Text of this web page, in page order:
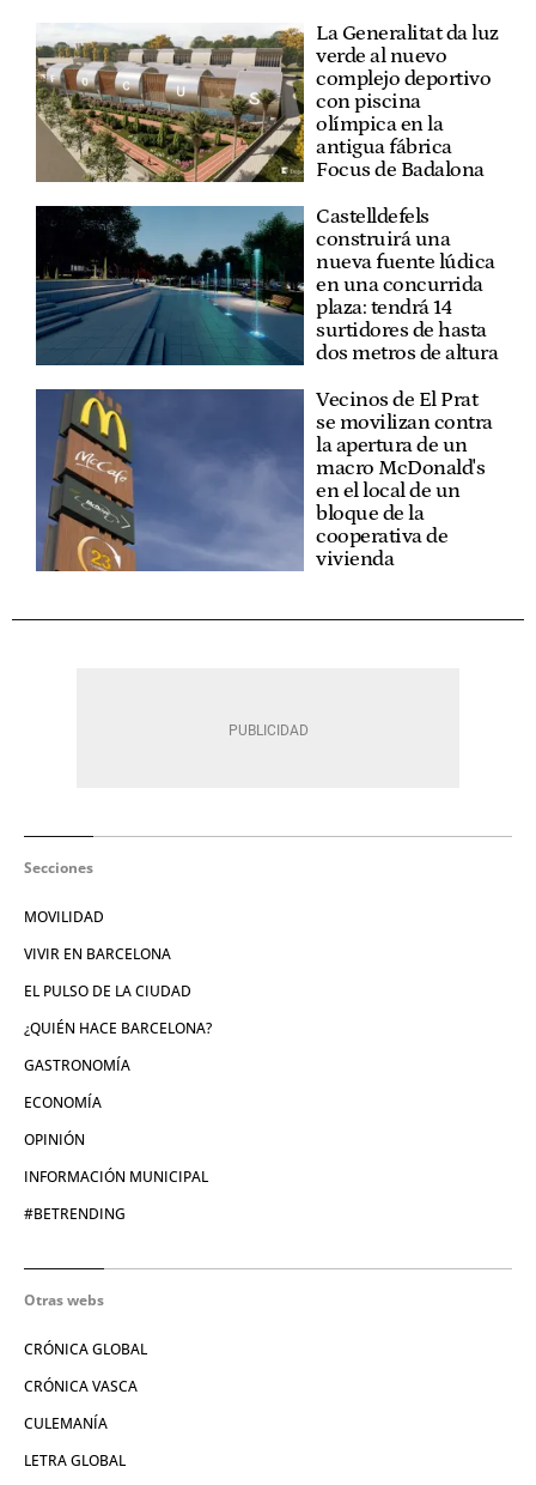
La Generalitat da luz
verde al nuevo
complejo deportivo
con piscina
olímpica en la
antigua fábrica
Focus de Badalona
Castelldefels
construirá una
nueva fuente lúdica
en una concurrida
plaza: tendrá 14
surtidores de hasta
dos metros de altura
Vecinos de El Prat
se movilizan contra
la apertura de un
macro McDonald's
en el local de un
bloque de la
cooperativa de
vivienda
Secciones
MOVILIDAD
VIVIR EN BARCELONA
EL PULSO DE LA CIUDAD
¿QUIÉN HACE BARCELONA?
GASTRONOMÍA
ECONOMÍA
OPINIÓN
INFORMACIÓN MUNICIPAL
#BETRENDING
Otras webs
CRÓNICA GLOBAL
CRÓNICA VASCA
CULEMANÍA
LETRA GLOBAL